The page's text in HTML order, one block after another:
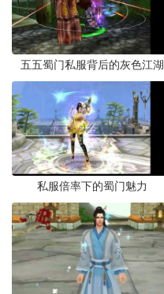
五五蜀门私服背后的灰色江湖
私服倍率下的蜀门魅力